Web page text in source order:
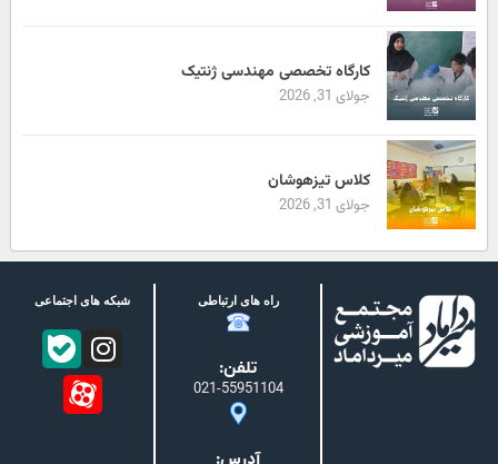
کارگاه تخصصی مهندسی ژنتیک
جولای 31, 2026
کلاس تیزهوشان
جولای 31, 2026
راه های ارتباطی
تلفن:
021-55951104
آدرس:
شبکه های اجتماعی